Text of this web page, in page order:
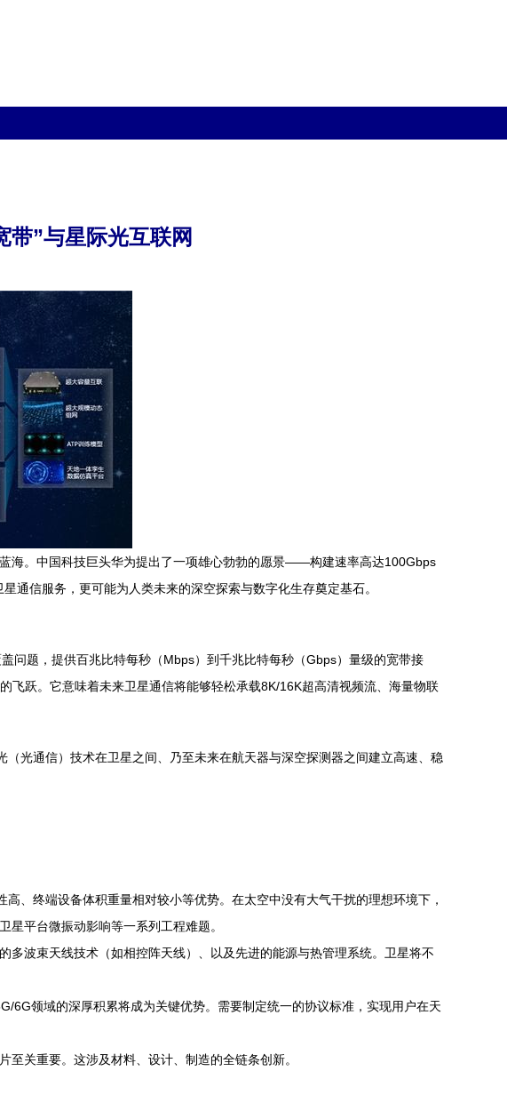
”与星际光互联网
海。中国科技巨头华为提出了一项雄心勃勃的愿景——构建速率高达100Gbps
通信服务，更可能为人类未来的深空探索与数字化生存奠定基石。
问题，提供百兆比特每秒（Mbps）到千兆比特每秒（Gbps）量级的宽带接
飞跃。它意味着未来卫星通信将能够轻松承载8K/16K超高清视频流、海量物联
光通信）技术在卫星之间、乃至未来在航天器与深空探测器之间建立高速、稳
、终端设备体积重量相对较小等优势。在太空中没有大气干扰的理想环境下，
平台微振动影响等一系列工程难题。
多波束天线技术（如相控阵天线）、以及先进的能源与热管理系统。卫星将不
6G领域的深厚积累将成为关键优势。需要制定统一的协议标准，实现用户在天
关重要。这涉及材料、设计、制造的全链条创新。